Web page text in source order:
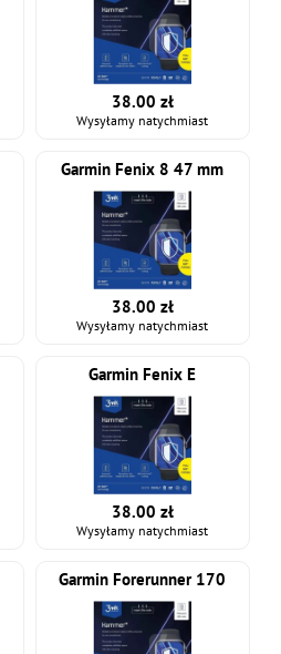
38.00 zł
Wysyłamy natychmiast
Garmin Fenix 8 47 mm
38.00 zł
Wysyłamy natychmiast
Garmin Fenix E
38.00 zł
Wysyłamy natychmiast
Garmin Forerunner 170